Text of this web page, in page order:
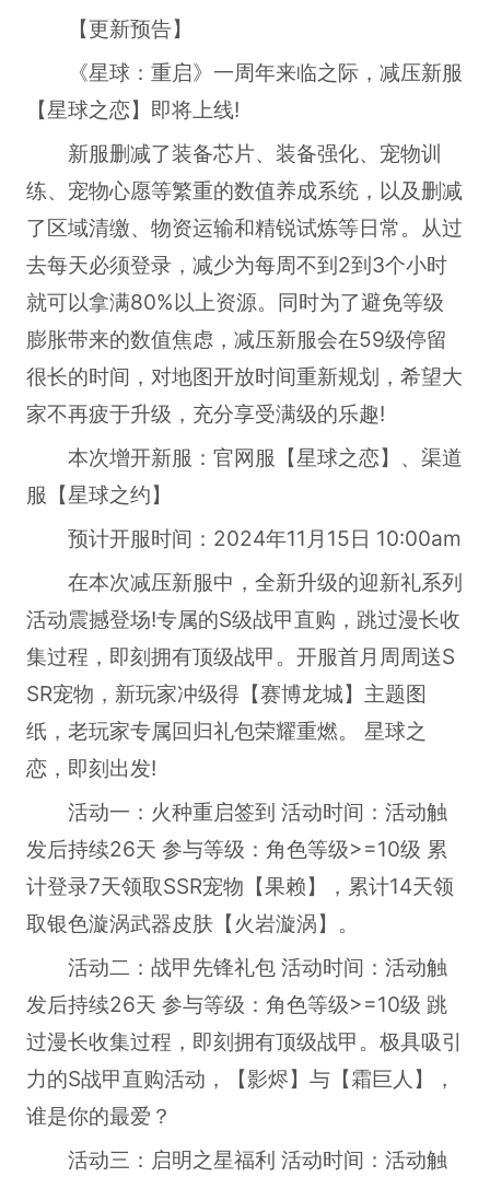
【更新预告】
《星球：重启》一周年来临之际，减压新服
【星球之恋】即将上线!
新服删减了装备芯片、装备强化、宠物训
练、宠物心愿等繁重的数值养成系统，以及删减
了区域清缴、物资运输和精锐试炼等日常。从过
去每天必须登录，减少为每周不到2到3个小时
就可以拿满80%以上资源。同时为了避免等级
膨胀带来的数值焦虑，减压新服会在59级停留
很长的时间，对地图开放时间重新规划，希望大
家不再疲于升级，充分享受满级的乐趣!
本次增开新服：官网服【星球之恋】、渠道
服【星球之约】
预计开服时间：2024年11月15日 10:00am
在本次减压新服中，全新升级的迎新礼系列
活动震撼登场!专属的S级战甲直购，跳过漫长收
集过程，即刻拥有顶级战甲。开服首月周周送S
SR宠物，新玩家冲级得【赛博龙城】主题图
纸，老玩家专属回归礼包荣耀重燃。 星球之
恋，即刻出发!
活动一：火种重启签到 活动时间：活动触
发后持续26天 参与等级：角色等级>=10级 累
计登录7天领取SSR宠物【果赖】，累计14天领
取银色漩涡武器皮肤【火岩漩涡】。
活动二：战甲先锋礼包 活动时间：活动触
发后持续26天 参与等级：角色等级>=10级 跳
过漫长收集过程，即刻拥有顶级战甲。极具吸引
力的S战甲直购活动，【影烬】与【霜巨人】，
谁是你的最爱？
活动三：启明之星福利 活动时间：活动触